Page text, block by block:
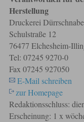
Herstellung
Druckerei
Schulstraße 12
76477 Elchesheim-
Tel: 07245 9270-0
Fax 07245 927050
E-Mail schreiben
zur Homepage
Redaktionsschluss:
Erscheinung: 1 x